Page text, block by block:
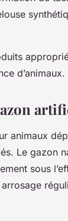
d’animaux.
animaux
Le gazon
sous